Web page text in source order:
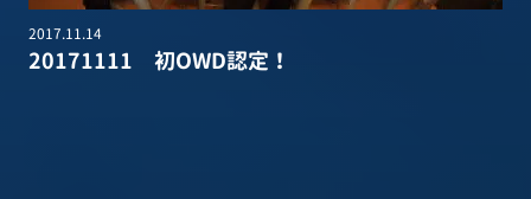
2017.11.14
20171111 初OWD認定！